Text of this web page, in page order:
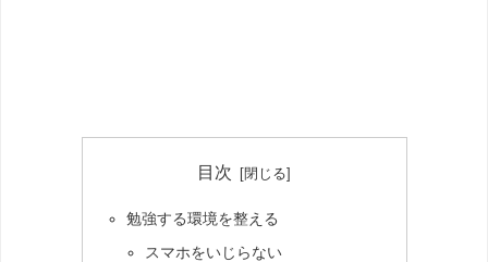
目次
勉強する環境を整える
スマホをいじらない